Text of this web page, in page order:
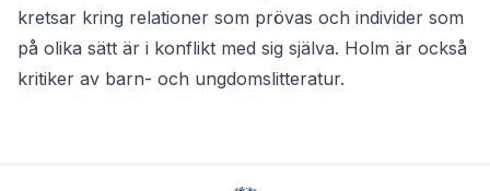
kretsar kring relationer som prövas och individer som
på olika sätt är i konflikt med sig själva. Holm är också
kritiker av barn- och ungdomslitteratur.